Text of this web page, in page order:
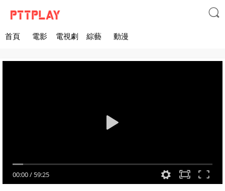

首頁 電影 電視劇 綜藝 動漫
00:00/ 59:25